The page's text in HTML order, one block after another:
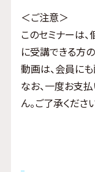
＜ご注意＞
このセミナーは
に受講できる方
動画は、会員にも
なお、一度お支
ん。ご了承くださ